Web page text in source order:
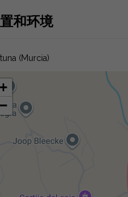
和环境
(Murcia)
+
−